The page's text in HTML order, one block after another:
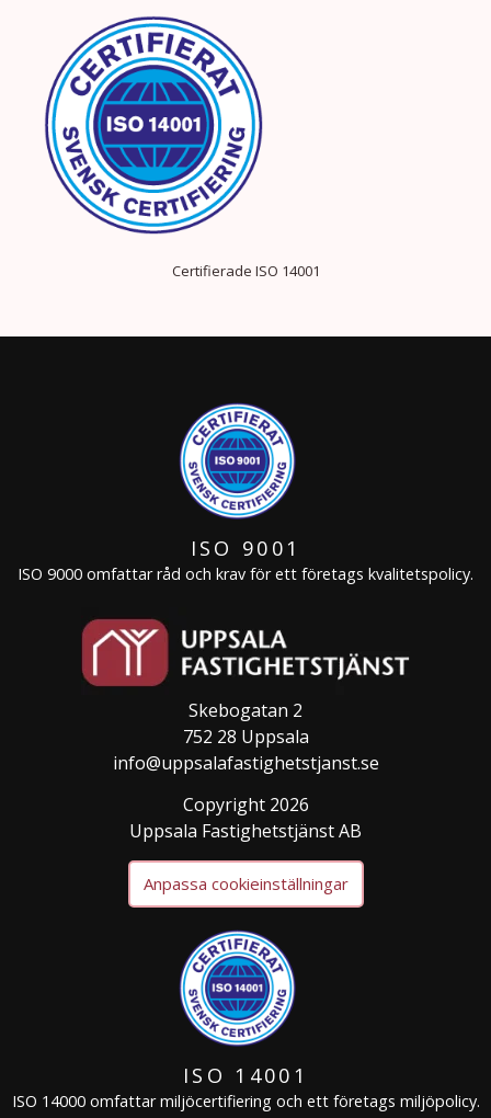
Certifierade ISO 14001
ISO 9001
ISO 9000 omfattar råd och krav för ett företags kvalitetspolicy.
Skebogatan 2
752 28 Uppsala
info@uppsalafastighetstjanst.se
Copyright 2026
Uppsala Fastighetstjänst AB
Anpassa cookieinställningar
ISO 14001
ISO 14000 omfattar miljöcertifiering och ett företags miljöpolicy.